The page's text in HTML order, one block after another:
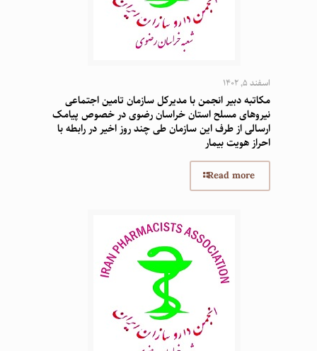
اسفند 5, 1402
مکاتبه دبیر انجمن با مدیرکل سازمان تامین اجتماعی
نیروهای مسلح استان خراسان رضوی در خصوص پیامک
ارسالی از طرف این سازمان طی چند روز اخیر در رابطه با
احراز هویت بیمار
Read more